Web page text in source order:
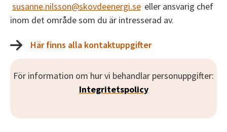
susanne.nilsson@skovdeenergi.se eller ansvarig chef
inom det område som du är intresserad av.
Här finns alla kontaktuppgifter
För information om hur vi behandlar personuppgifter:
Integritetspolicy